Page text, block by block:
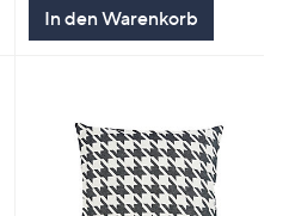
In den Warenkorb